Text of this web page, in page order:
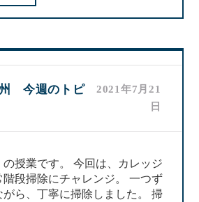
今週のトピ
2021年7月21
日
授業です。 今回は、カレッジ
段掃除にチャレンジ。 一つず
ら、丁寧に掃除しました。 掃